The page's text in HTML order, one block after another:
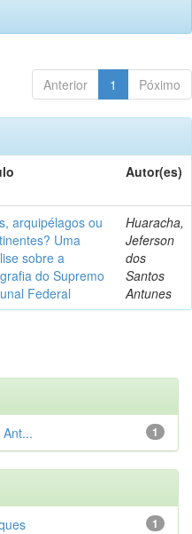
Anterior 1 Póximo
Autor(es)
arquipélagos ou
Uma
sobre a
do Supremo
Federal
Huaracha,
Jeferson
dos
Santos
Antunes
1
1